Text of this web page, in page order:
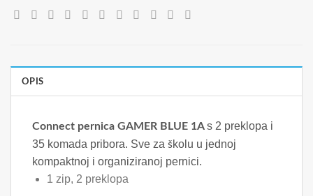
OPIS
Connect pernica GAMER BLUE 1As 2 preklopa i
35 komada pribora. Sve za školu u jednoj
kompaktnoj i organiziranoj pernici.
1 zip, 2 preklopa